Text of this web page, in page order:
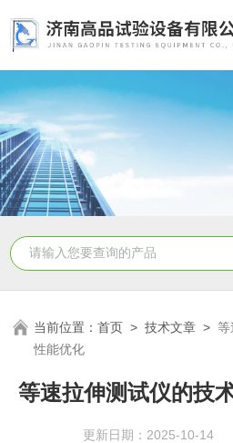
当前位置：首页 >技术文章 >等
性能优化
等速拉伸测试仪的技
更新日期：2025-10-14